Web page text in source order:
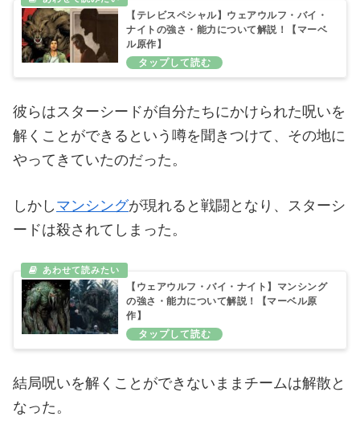
【テレビスペシャル】ウェアウルフ・バイ・
ナイトの強さ・能力について解説！【マーベ
ル原作】
彼らはスターシードが自分たちにかけられた呪いを
解くことができるという噂を聞きつけて、その地に
やってきていたのだった。
しかし マンシングが現れると戦闘となり、スターシ
ードは殺されてしまった。
【ウェアウルフ・バイ・ナイト】マンシング
の強さ・能力について解説！【マーベル原
作】
結局呪いを解くことができないままチームは解散と
なった。